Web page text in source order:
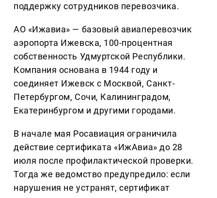
поддержку сотрудников перевозчика.
АО «Ижавиа» — базовый авиаперевозчик
аэропорта Ижевска, 100-процентная
собственность Удмуртской Республики.
Компания основана в 1944 году и
соединяет Ижевск с Москвой, Санкт-
Петербургом, Сочи, Калининградом,
Екатеринбургом и другими городами.
В начале мая Росавиация ограничила
действие сертификата «ИжАвиа» до 28
июля после профилактической проверки.
Тогда же ведомство предупредило: если
нарушения не устранят, сертификат